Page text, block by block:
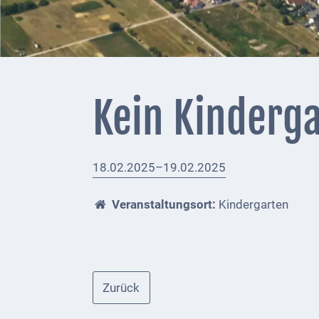
Feuerwehrmeldungen
Gottesdienste
Energieversorgung
Kein
18.02.2025–19.02.2025
Veranstaltungsort: Kindergarten
Zurück